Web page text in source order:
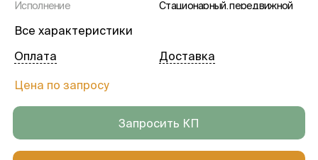
Исполнение
Стационарный, передвижной
Монитор
Все характеристики
Цена по запросу
Оплата Доставка
Запросить КП